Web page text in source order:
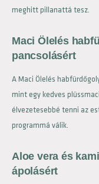
meghitt pillanattá tesz.
Maci Ölelés
pancsolásért
A Maci Ölelés
mint egy kedves
élvezetesebbé tenni az
programmá válik.
Aloe vera és
ápolásért